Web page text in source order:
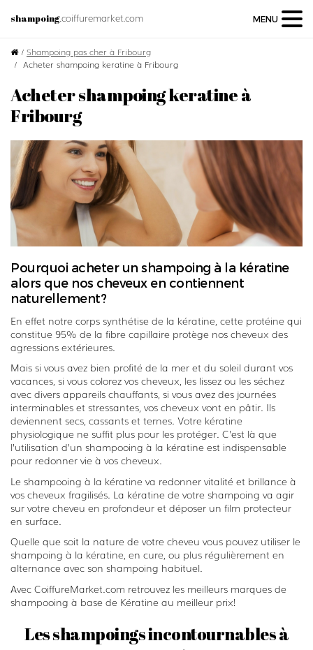
shampoing.coiffuremarket.com MENU
/ Shampoing pas cher à Fribourg
Acheter shampoing keratine à Fribourg
Acheter shampoing keratine à
Fribourg
Pourquoi acheter un shampoing à la kératine
alors que nos cheveux en contiennent
naturellement?
En effet notre corps synthétise de la kératine, cette protéine qui
constitue 95% de la fibre capillaire protège nos cheveux des
agressions extérieures.
Mais si vous avez bien profité de la mer et du soleil durant vos
vacances, si vous colorez vos cheveux, les lissez ou les séchez
avec divers appareils chauffants, si vous avez des journées
interminables et stressantes, vos cheveux vont en pâtir. Ils
deviennent secs, cassants et ternes. Votre kératine
physiologique ne suffit plus pour les protéger. C’est là que
l’utilisation d’un shampooing à la kératine est indispensable
pour redonner vie à vos cheveux.
Le shampooing à la kératine va redonner vitalité et brillance à
vos cheveux fragilisés. La kératine de votre shampoing va agir
sur votre cheveu en profondeur et déposer un film protecteur
en surface.
Quelle que soit la nature de votre cheveu vous pouvez utiliser le
shampoing à la kératine, en cure, ou plus régulièrement en
alternance avec son shampoing habituel.
Avec CoiffureMarket.com retrouvez les meilleurs marques de
shampooing à base de Kératine au meilleur prix!
Les shampoings incontournables à